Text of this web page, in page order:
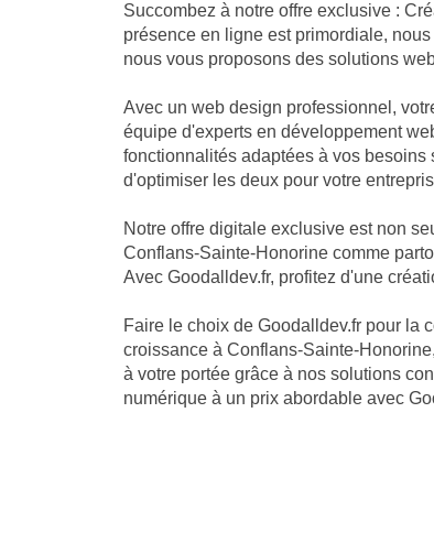
Succombez à notre offre exclusive :
présence en ligne est primordiale,
nous vous proposons des solutions
Avec un web design professionnel,
équipe d'experts en développement
fonctionnalités adaptées à vos
d'optimiser les deux pour votre
Notre offre digitale exclusive est non
Conflans-Sainte-Honorine comme
Avec Goodalldev.fr, profitez d'une
Faire le choix de Goodalldev.fr pour la
croissance à Conflans-Sainte-
à votre portée grâce à nos solutions
numérique à un prix abordable avec